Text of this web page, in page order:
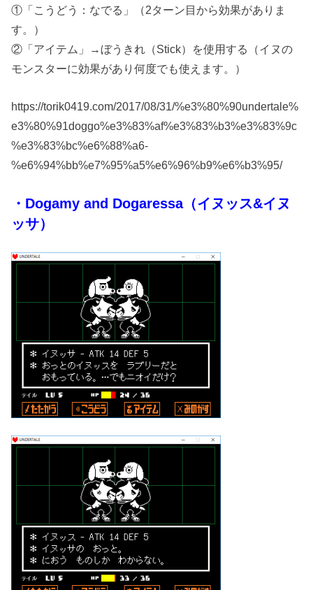
①「こうどう：なでる」（2ターン目から効果がありま
す。）
②「アイテム」→ぼうきれ（Stick）を使用する（イヌの
モンスターに効果があり何度でも使えます。）
https://torik0419.com/2017/08/31/%e3%80%90undertale%
e3%80%91doggo%e3%83%af%e3%83%b3%e3%83%9c
%e3%83%bc%e6%88%a6-
%e6%94%bb%e7%95%a5%e6%96%b9%e6%b3%95/
・Dogamy and Dogaressa（イヌッス&イヌ
ッサ）